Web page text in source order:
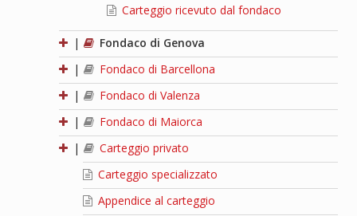
Carteggio ricevuto dal fondaco
|
Fondaco di Genova
|
Fondaco di Barcellona
|
Fondaco di Valenza
|
Fondaco di Maiorca
|
Carteggio privato
Carteggio specializzato
Appendice al carteggio